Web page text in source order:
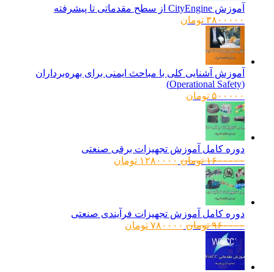
آموزش CityEngine از سطح مقدماتی تا پیشرفته
۳۸۰۰۰۰۰ تومان
آموزش آشنایی کلی با مباحث ایمنی برای بهره‌برداران
۵۰۰۰۰۰ تومان
دوره کامل آموزش تجهیزات برقی صنعتی
۱۶۰۰۰۰۰ تومانقیمت
۱۲۸۰۰۰۰ تومانقیمت
دوره کامل آموزش تجهیزات فرآیندی صنعتی
۹۶۰۰۰۰ تومانقیمت
۷۸۰۰۰۰ تومانقیمت